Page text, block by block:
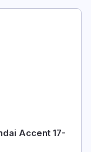
Accent 17-